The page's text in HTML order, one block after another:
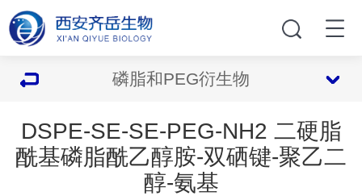
磷脂和PEG衍生物
DSPE-SE-SE-PEG-NH2 二硬脂
酰基磷脂酰乙醇胺-双硒键-聚乙二
醇-氨基